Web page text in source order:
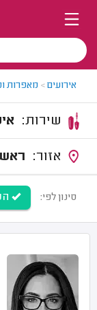
אירועים> מאפרות
סינון לפי: